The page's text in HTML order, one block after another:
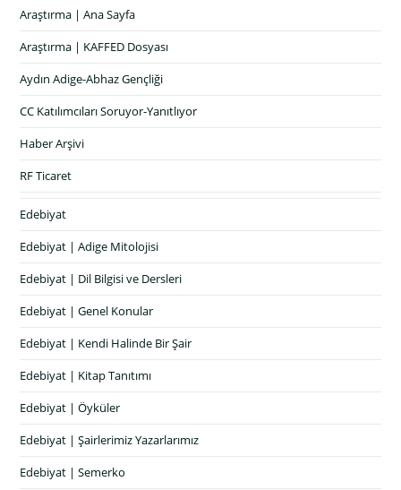
Araştırma | Ana Sayfa
Araştırma | KAFFED Dosyası
Aydın Adige-Abhaz Gençliği
CC Katılımcıları Soruyor-Yanıtlıyor
Haber Arşivi
RF Ticaret
Edebiyat
Edebiyat | Adige Mitolojisi
Edebiyat | Dil Bilgisi ve Dersleri
Edebiyat | Genel Konular
Edebiyat | Kendi Halinde Bir Şair
Edebiyat | Kitap Tanıtımı
Edebiyat | Öyküler
Edebiyat | Şairlerimiz Yazarlarımız
Edebiyat | Semerko